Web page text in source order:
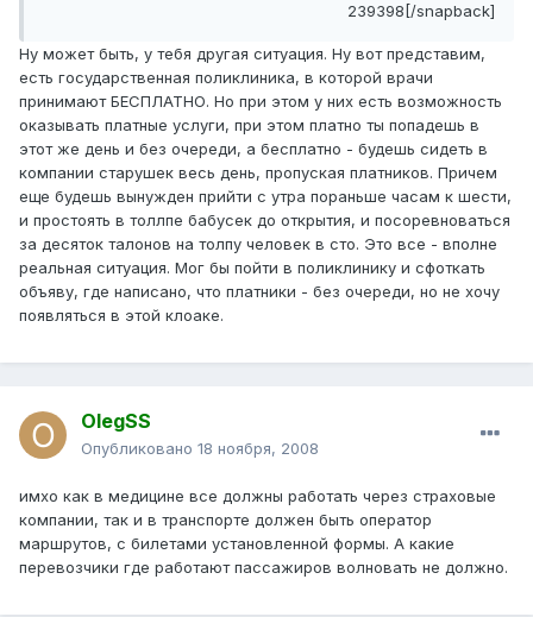
239398[/snapback]
Ну может быть, у тебя другая ситуация. Ну вот представим,
есть государственная поликлиника, в которой врачи
принимают БЕСПЛАТНО. Но при этом у них есть возможность
оказывать платные услуги, при этом платно ты попадешь в
этот же день и без очереди, а бесплатно - будешь сидеть в
компании старушек весь день, пропуская платников. Причем
еще будешь вынужден прийти с утра пораньше часам к шести,
и простоять в толлпе бабусек до открытия, и посоревноваться
за десяток талонов на толпу человек в сто. Это все - вполне
реальная ситуация. Мог бы пойти в поликлинику и сфоткать
объяву, где написано, что платники - без очереди, но не хочу
появляться в этой клоаке.
OlegSS
Опубликовано 18 ноября, 2008
имхо как в медицине все должны работать через страховые
компании, так и в транспорте должен быть оператор
маршрутов, с билетами установленной формы. А какие
перевозчики где работают пассажиров волновать не должно.